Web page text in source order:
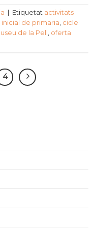
Etiquetat activitats
inicial de primaria, cicle
de la Pell , oferta
4